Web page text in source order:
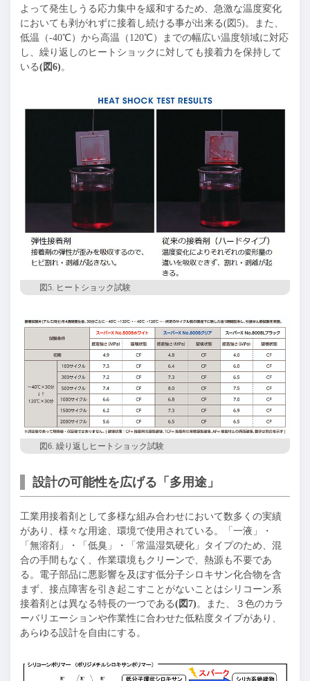
よって発生しうる応力集中を緩和するため、急激な温度変化
においても剥がれずに接着し続ける事が出来る(図5)。また、
低温（-40℃）から高温（120℃）までの幅広い温度領域に対応
し、繰り返しのヒートショックに対しても接着力を保持して
いる(図6) 。
図5. ヒートショック試験
図6. 繰り返しヒートショック試験
設計の可能性を広げる「多用途」
工業用接着剤として多様な組み合わせにおいて数多くの実績
があり、様々な用途、環境で使用されている。「一液」・
「無溶剤」・「低臭」・「常温湿気硬化」タイプのため、混
合の手間もなく、作業環境もクリーンで、熱源も不要であ
る。電子部品に悪影響を及ぼす低分子シロキサン化合物を含
まず、接点障害を引き起こすことがないことはシリコーン系
接着剤とは異なる特長の一つである(図7) 。また、３色のカラ
ーバリエーションや作業性に合わせた低粘度タイプがあり、
あらゆる設計を自由にする。